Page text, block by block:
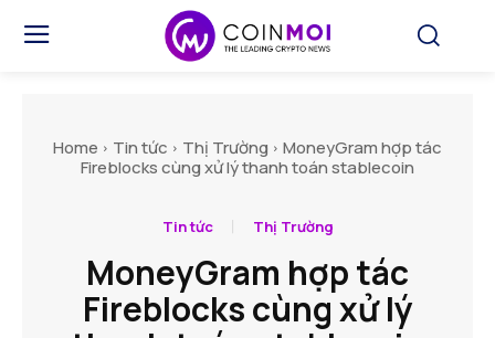
Home Tin tức Thị Trường
MoneyGram hợp tác
Fireblocks cùng xử lý thanh toán stablecoin
Tin tức Thị Trường
MoneyGram hợp tác
Fireblocks cùng xử lý